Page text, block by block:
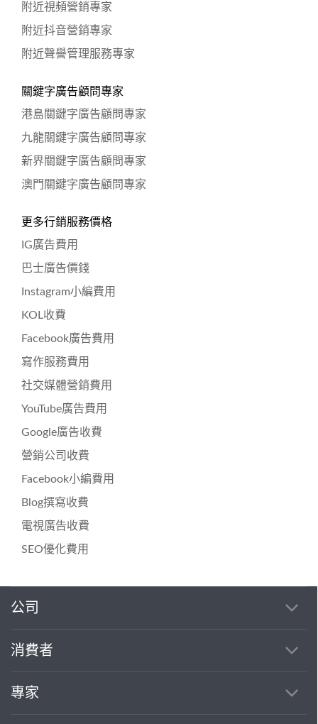
附近視頻營銷專家
附近抖音營銷專家
附近聲譽管理服務專家
關鍵字廣告顧問專家
港島關鍵字廣告顧問專家
九龍關鍵字廣告顧問專家
新界關鍵字廣告顧問專家
澳門關鍵字廣告顧問專家
更多行銷服務價格
IG廣告費用
巴士廣告價錢
Instagram小編費用
KOL收費
Facebook廣告費用
寫作服務費用
社交媒體營銷費用
YouTube廣告費用
Google廣告收費
營銷公司收費
Facebook小編費用
Blog撰寫收費
電視廣告收費
SEO優化費用
公司
消費者
專家